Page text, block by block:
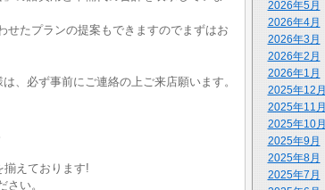
2026年5月
2026年4月
2026年3月
2026年2月
2026年1月
2025年12月
2025年11月
2025年10月
2025年9月
2025年8月
2025年7月
せたプランの提案もできますのでまずはお
、必ず事前にご連絡の上ご来店願います。
揃えております!
い。